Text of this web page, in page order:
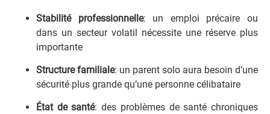
Stabilité professionnelle: un emploi précaire ou
dans un secteur volatil nécessite une réserve plus
importante
Structure familiale: un parent solo aura besoin d’une
sécurité plus grande qu’une personne célibataire
État de santé: des problèmes de santé chroniques